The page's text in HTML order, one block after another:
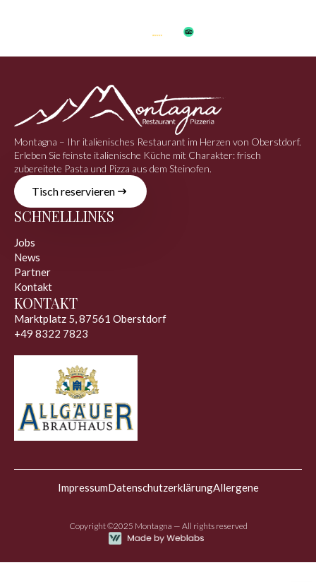
Montagna – Ihr italienisches Restaurant im Herzen von Oberstdorf.
Erleben Sie feinste italienische Küche mit Charakter: frisch
zubereitete Pasta und Pizza aus dem Steinofen.
Tisch reservieren
SCHNELLLINKS
Jobs
News
Partner
Kontakt
KONTAKT
Marktplatz 5, 87561 Oberstdorf
+49 8322 7823
ImpressumDatenschutzerklärungAllergene
Copyright ©2025 Montagna — All rights reserved